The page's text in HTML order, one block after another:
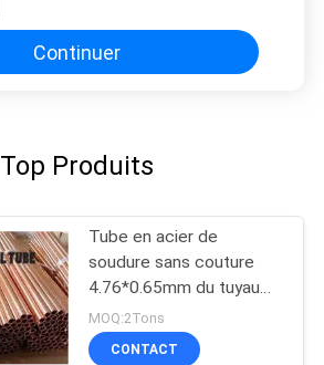
Continuer
Top Produits
Tube en acier de
soudure sans couture
4.76*0.65mm du tuyau
d'acier ASTM A254-97
de SPCC 4mm
MOQ:2Tons
CONTACT